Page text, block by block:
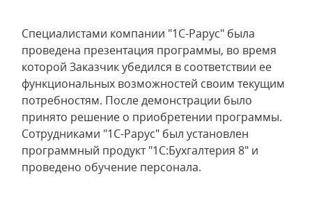
Специалистами компании "1С-Рарус" была
проведена презентация программы, во время
которой Заказчик убедился в соответствии ее
функциональных возможностей своим текущим
потребностям. После демонстрации было
принято решение о приобретении программы.
Сотрудниками "1С-Рарус" был установлен
программный продукт "1С:Бухгалтерия 8" и
проведено обучение персонала.